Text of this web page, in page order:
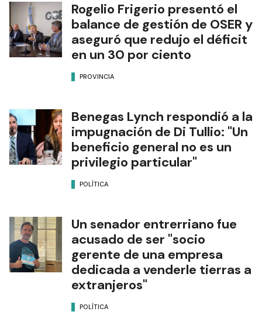
Rogelio Frigerio presentó el
balance de gestión de OSER y
aseguró que redujo el déficit
en un 30 por ciento
PROVINCIA
Benegas Lynch respondió a la
impugnación de Di Tullio: "Un
beneficio general no es un
privilegio particular"
POLÍTICA
Un senador entrerriano fue
acusado de ser "socio
gerente de una empresa
dedicada a venderle tierras a
extranjeros"
POLÍTICA